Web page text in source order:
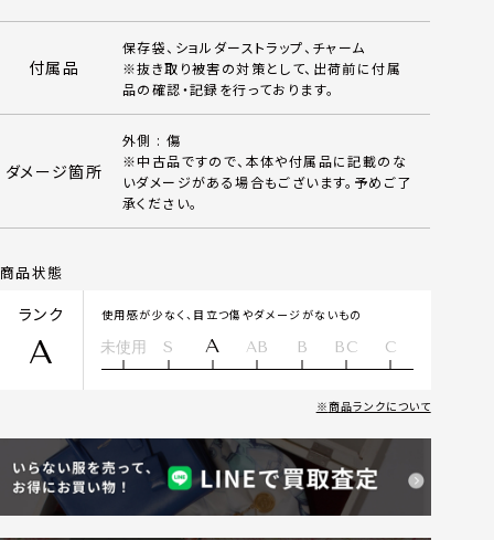
付属品
保存袋、ショルダーストラップ、チャーム
※抜き取り被害の対策として、出荷前に付属
品の確認・記録を行っております。
ダメージ箇所
外側 : 傷
※中古品ですので、本体や付属品に記載のな
いダメージがある場合もございます。予めご了
承ください。
商品状態
ランク
A
使用感が少なく、目立つ傷やダメージがないもの
未使用 S A AB B BC C
商品ランクについて